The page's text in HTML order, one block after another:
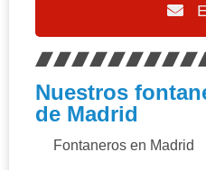
Nuestros
de Madrid
Fontaneros en Madrid